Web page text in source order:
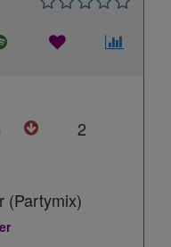
2
(Partymix)